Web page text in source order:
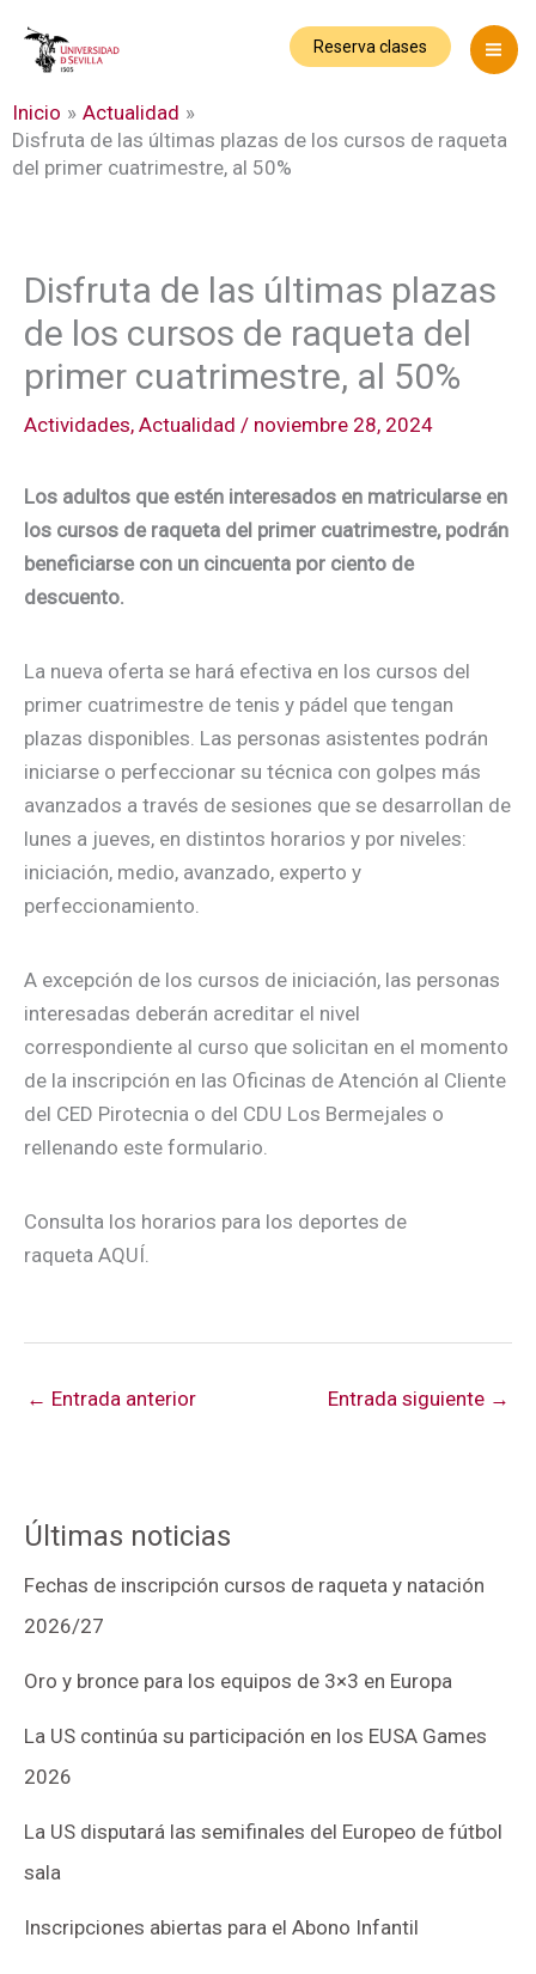
Reserva clases
Inicio
Actualidad
Disfruta de las últimas plazas de los cursos de raqueta
del primer cuatrimestre, al 50%
Disfruta de las últimas plazas
de los cursos de raqueta del
primer cuatrimestre, al 50%
Actividades, Actualidad / noviembre 28, 2024
Los adultos que estén interesados en matricularse en
los cursos de raqueta del primer cuatrimestre, podrán
beneficiarse con un cincuenta por ciento de
descuento.
La nueva oferta se hará efectiva en los cursos del
primer cuatrimestre de tenis y pádel que tengan
plazas disponibles. Las personas asistentes podrán
iniciarse o perfeccionar su técnica con golpes más
avanzados a través de sesiones que se desarrollan de
lunes a jueves, en distintos horarios y por niveles:
iniciación, medio, avanzado, experto y
perfeccionamiento.
A excepción de los cursos de iniciación, las personas
interesadas deberán acreditar el nivel
correspondiente al curso que solicitan en el momento
de la inscripción en las Oficinas de Atención al Cliente
del CED Pirotecnia o del CDU Los Bermejales o
rellenando este formulario.
Consulta los horarios para los deportes de
raqueta AQUÍ.
← Entrada anterior Entrada siguiente →
Últimas noticias
Fechas de inscripción cursos de raqueta y natación
2026/27
Oro y bronce para los equipos de 3×3 en Europa
La US continúa su participación en los EUSA Games
2026
La US disputará las semifinales del Europeo de fútbol
sala
Inscripciones abiertas para el Abono Infantil